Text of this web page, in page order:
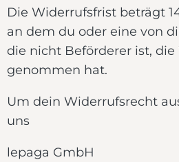
Die Widerrufsfrist beträgt
an dem du oder eine von
die nicht Beförderer ist, die
genommen hat.
Um dein Widerrufsrecht
uns
lepaga GmbH